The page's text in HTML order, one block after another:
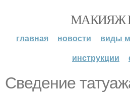
МАКИЯЖ
главная новости виды
инструкции
Сведение